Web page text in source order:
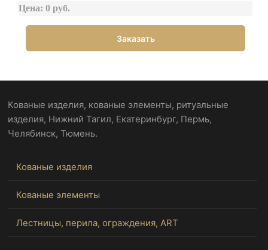
Цена: 0 руб.
Заказать
Кованые изделия, кованые элементы, ритуальные
изделия, Нижний Тагил, Екатеринбург, Пермь,
Челябинск, Тюмень.
Кованые изделия
Кованые элементы
Лестницы, перила, ограждения, ART